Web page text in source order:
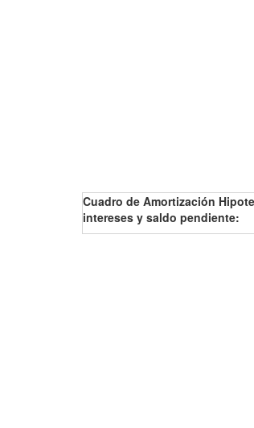
Cuadro de Amortización
intereses y saldo pendiente: